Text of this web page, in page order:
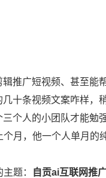
推广短视频、甚至能
十条视频文案咋样，
个人的小团队才能勉
月，他一个人单月的
题：
自贡ai互联网推